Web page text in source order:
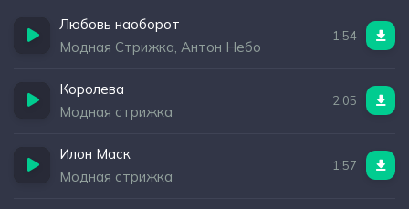
Любовь наоборот
Модная Стрижка, Антон Небо
1:54
Королева
Модная стрижка
2:05
Илон Маск
Модная стрижка
1:57